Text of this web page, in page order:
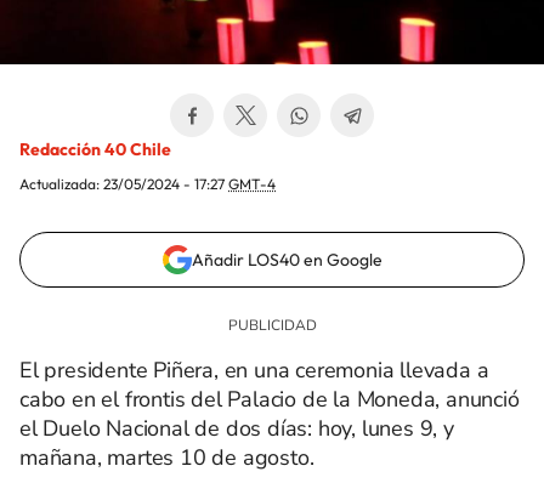
Redacción 40 Chile
Actualizada: 23/05/2024 - 17:27 GMT-4
Añadir LOS40 en Google
El presidente Piñera, en una ceremonia llevada a
cabo en el frontis del Palacio de la Moneda, anunció
el Duelo Nacional de dos días: hoy, lunes 9, y
mañana, martes 10 de agosto.